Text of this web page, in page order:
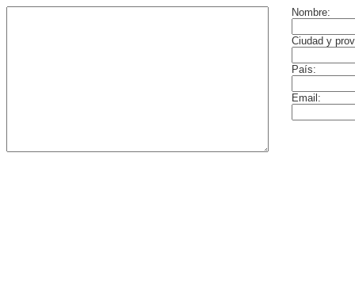
Nombre:
Ciudad y
País:
Email: